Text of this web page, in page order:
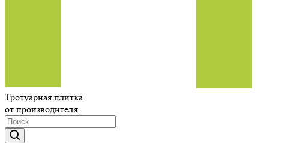
Тротуарная плитка
от производителя